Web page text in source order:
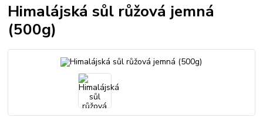
Himalájská sůl růžová jemná
(500g)